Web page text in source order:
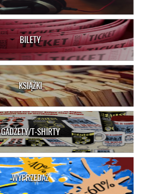
BILETY
KSIĄŻKI
GADŻETY/T-SHIRTY
WYPRZEDAŻ